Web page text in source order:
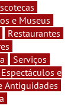
e Museus
Restaurantes
Serviços
Espectáculos e
Antiguidades